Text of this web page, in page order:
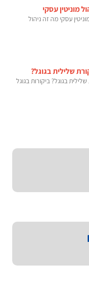
מוניטין עסקי
עסקי מה זה ניהול
שלילית בגוגל?
בגוגל? ביקורות בגוגל